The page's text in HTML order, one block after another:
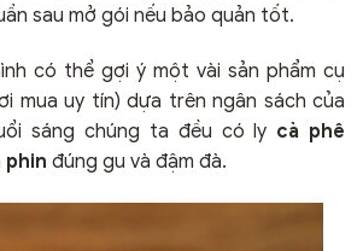
sau mở gói nếu bảo quản tốt.
có thể gợi ý một vài sản phẩm cụ
mua uy tín) dựa trên ngân sách của
sáng chúng ta đều có ly cà phê
phin đúng gu và đậm đà.